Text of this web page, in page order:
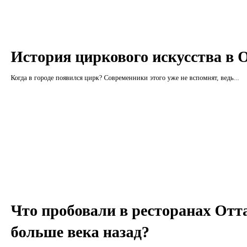
История циркового искусства в
Когда в городе появился цирк? Современники этого уже не вспомнят, ведь...
Что пробовали в ресторанах
больше века назад?